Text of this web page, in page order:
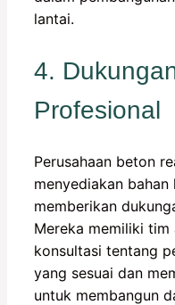
lantai.
4.
Profesional
Perusahaan beton
menyediakan
memberikan
Mereka memiliki
konsultasi tentang
yang sesuai dan
untuk membangun